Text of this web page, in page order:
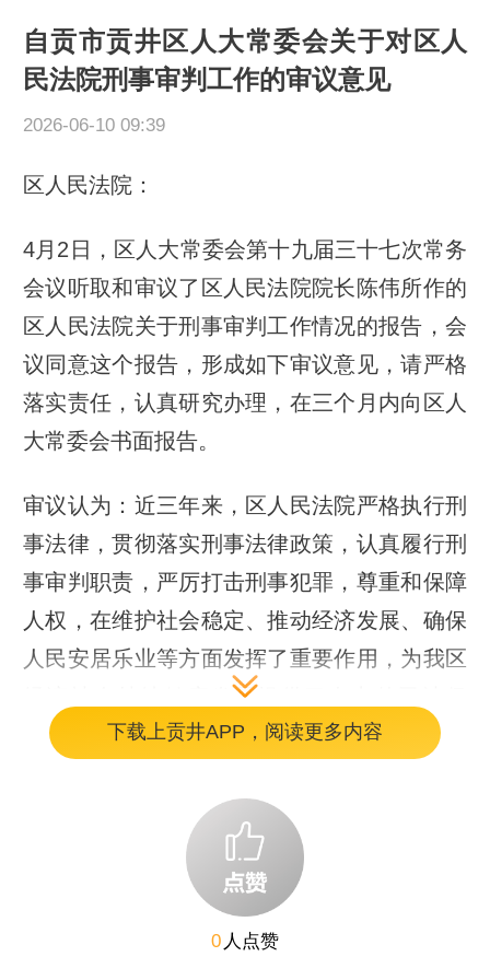
自贡市贡井区人大常委会关于对区人
民法院刑事审判工作的审议意见
2026-06-10 09:39
区人民法院：
4月2日，区人大常委会第十九届三十七次常务
会议听取和审议了区人民法院院长陈伟所作的
区人民法院关于刑事审判工作情况的报告，会
议同意这个报告，形成如下审议意见，请严格
落实责任，认真研究办理，在三个月内向区人
大常委会书面报告。
审议认为：近三年来，区人民法院严格执行刑
事法律，贯彻落实刑事法律政策，认真履行刑
事审判职责，严厉打击刑事犯罪，尊重和保障
人权，在维护社会稳定、推动经济发展、确保
人民安居乐业等方面发挥了重要作用，为我区
经济社会持续健康发展提供了有力的司法保
障。
审议指出：刑事审判工作仍存在以下不足：现
代刑事司法理念有待深化，司法体制改革统筹
推进力度有待加强，司法与行政衔接机制不够
健全，刑事审判队伍建设亟需强化。
下载上贡井APP，阅读更多内容
0 人点赞